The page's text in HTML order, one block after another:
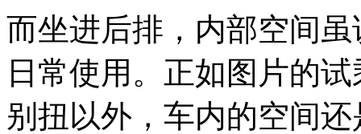
而坐进后排，内部空间
日常使用。正如图片的
别扭以外，车内的空间